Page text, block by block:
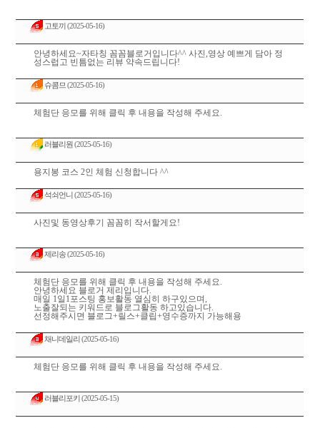
고토끼(2025-05-16)
안녕하세요~자타칭 꼼꼼블로거입니다^^ 사진,영상 예쁘게 담아 정
성스럽고 빈틈없는 리뷰 약속드립니다!
슈콤므 (2025-05-16)
체험단 응모를 위해 클릭 후 내용을 작성해 주세요.
러블리원(2025-05-16)
용지봉 코스 2인 체험 신청합니다 ^^
석쇠언니(2025-05-16)
사진및 동영상후기 꼼꼼히 작서할게요!
제리송(2025-05-16)
체험단 응모를 위해 클릭 후 내용을 작성해 주세요.
안녕하세요 블로거 제리입니다.
매일 1일1포스팅 홍보활동 열심히 하구있으며,
노출잘되는 키워드로 블로그활동 하고있습니다.
선정해주시면 블로그+릴스+클립+영수증까지 가능해용
채니데일리(2025-05-16)
체험단 응모를 위해 클릭 후 내용을 작성해 주세요.
러블리포키(2025-05-15)